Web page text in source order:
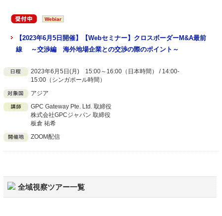
Webiar
【2023年6月5日開催】【Webセミナー】クロスボーダーM&A最前
線 ～交渉編 海外地場企業との交渉の際のポイント～
2023年6月5日(月) 15:00～16:00（日本時間） / 14:00-
15:00（シンガポール時間）
アジア
GPC Gateway Pte. Ltd. 取締役
株式会社GPCジャパン 取締役
板倉 祐希
ZOOM配信
全域視察ツアー一覧